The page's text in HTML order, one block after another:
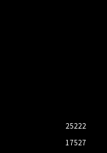
25222
17527